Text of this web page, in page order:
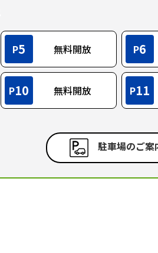
P5 無料開放 P6
P10 無料開放 P11
駐車場のご案